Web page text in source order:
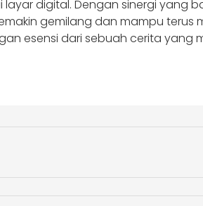
digital. Dengan sinergi yang
gemilang dan mampu terus
esensi dari sebuah cerita yang